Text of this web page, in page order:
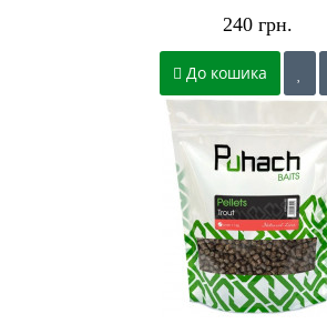
240 грн.
До кошика